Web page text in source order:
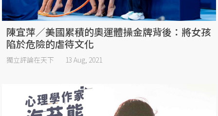
陳宜萍／美國累積的奧運體操金牌背後：將女孩
陷於危險的虐待文化
獨立評論在天下 13 Aug, 2021